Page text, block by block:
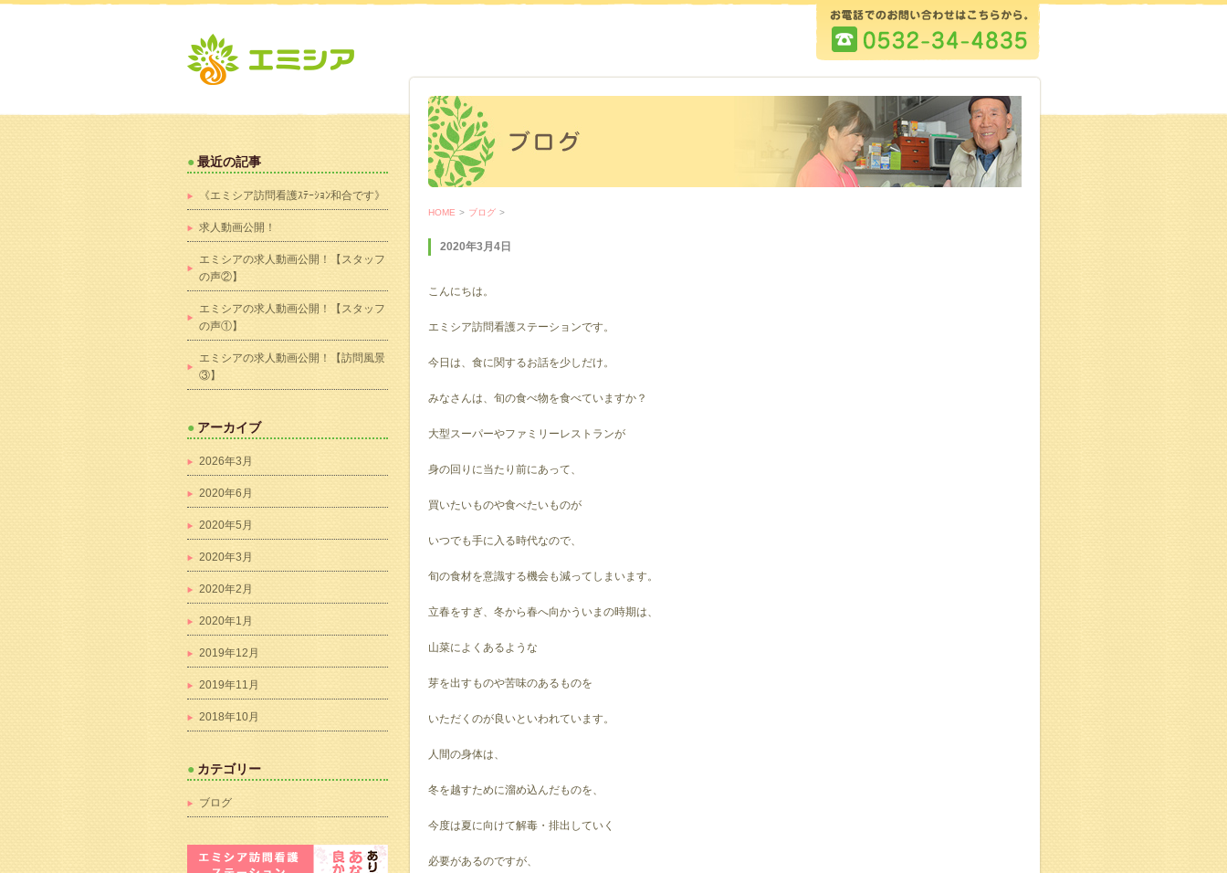
HOME > ブログ >
2020年3月4日
こんにちは。
エミシア訪問看護ステーションです。
今日は、食に関するお話を少しだけ。
みなさんは、旬の食べ物を食べていますか？
大型スーパーやファミリーレストランが
身の回りに当たり前にあって、
買いたいものや食べたいものが
いつでも手に入る時代なので、
旬の食材を意識する機会も減ってしまいます。
立春をすぎ、冬から春へ向かういまの時期は、
山菜によくあるような
芽を出すものや苦味のあるものを
いただくのが良いといわれています。
人間の身体は、
冬を越すために溜め込んだものを、
今度は夏に向けて解毒・排出していく
必要があるのですが、
最近の記事
《エミシア訪問看護ｽﾃｰｼｮﾝ和合です》
求人動画公開！
エミシアの求人動画公開！【スタッフ
の声②】
エミシアの求人動画公開！【スタッフ
の声①】
エミシアの求人動画公開！【訪問風景
③】
アーカイブ
2026年3月
2020年6月
2020年5月
2020年3月
2020年2月
2020年1月
2019年12月
2019年11月
2018年10月
カテゴリー
ブログ